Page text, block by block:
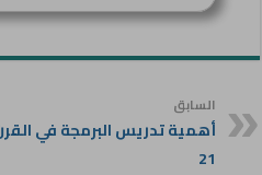
السابق
أهمية تدريس البرمجة في
21